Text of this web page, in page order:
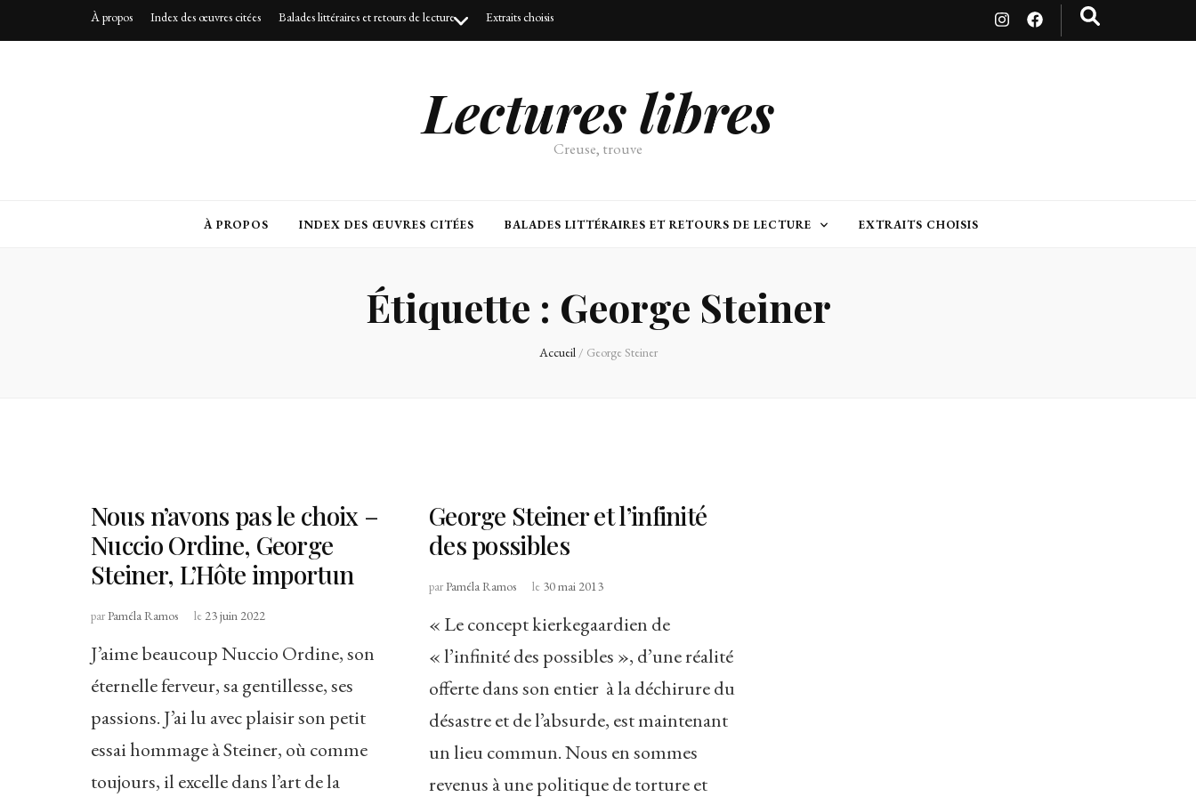
À propos Index des œuvres citées Balades littéraires et retours de lecture Extraits choisis
Lectures libres
Creuse, trouve
À PROPOS INDEX DES ŒUVRES CITÉES BALADES LITTÉRAIRES ET RETOURS DE LECTURE EXTRAITS CHOISIS
Étiquette : George Steiner
Accueil / George Steiner
Nous n’avons pas le choix –
Nuccio Ordine, George
Steiner, L’Hôte importun
parPaméla Ramos le 23 juin 2022
J’aime beaucoup Nuccio Ordine, son
éternelle ferveur, sa gentillesse, ses
passions. J’ai lu avec plaisir son petit
essai hommage à Steiner, où comme
toujours, il excelle dans l’art de la
George Steiner et l’infinité
des possibles
parPaméla Ramos le 30 mai 2013
« Le concept kierkegaardien de
« l’infinité des possibles », d’une réalité
offerte dans son entier à la déchirure du
désastre et de l’absurde, est maintenant
un lieu commun. Nous en sommes
revenus à une politique de torture et